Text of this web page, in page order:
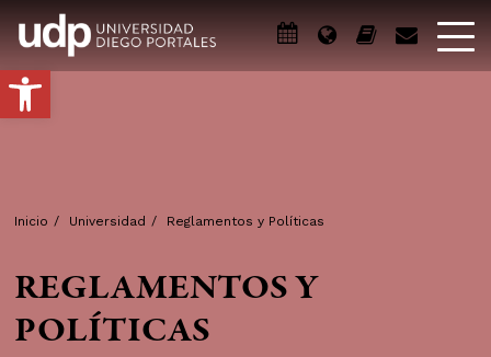
Abrir barra de herramientas
Inicio / Universidad / Reglamentos y Políticas
REGLAMENTOS Y
POLÍTICAS